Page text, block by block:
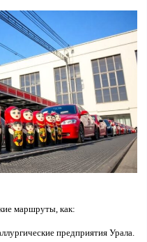
маршруты, как:
предприятия Урала.